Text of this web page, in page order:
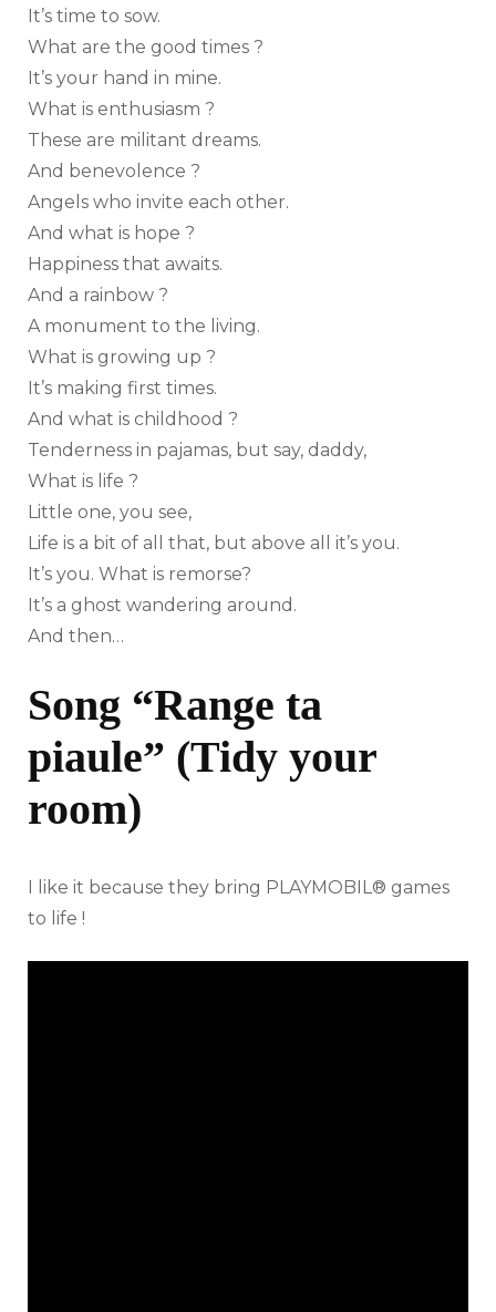
It’s time to sow.
What are the good times ?
It’s your hand in mine.
What is enthusiasm ?
These are militant dreams.
And benevolence ?
Angels who invite each other.
And what is hope ?
Happiness that awaits.
And a rainbow ?
A monument to the living.
What is growing up ?
It’s making first times.
And what is childhood ?
Tenderness in pajamas, but say, daddy,
What is life ?
Little one, you see,
Life is a bit of all that, but above all it’s you.
It’s you. What is remorse?
It’s a ghost wandering around.
And then…
Song “Range ta
piaule” (Tidy your
room)
I like it because they bring PLAYMOBIL® games
to life !